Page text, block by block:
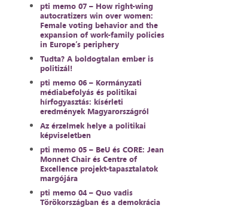
pti memo 07 – How right-wing
autocratizers win over women:
Female voting behavior and the
expansion of work-family policies
in Europe’s periphery
Tudta? A boldogtalan ember is
politizál!
pti memo 06 – Kormányzati
médiabefolyás és politikai
hírfogyasztás: kísérleti
eredmények Magyarországról
Az érzelmek helye a politikai
képviseletben
pti memo 05 – BeU és CORE: Jean
Monnet Chair és Centre of
Excellence projekt-tapasztalatok
margójára
pti memo 04 – Quo vadis
Törökországban és a demokrácia